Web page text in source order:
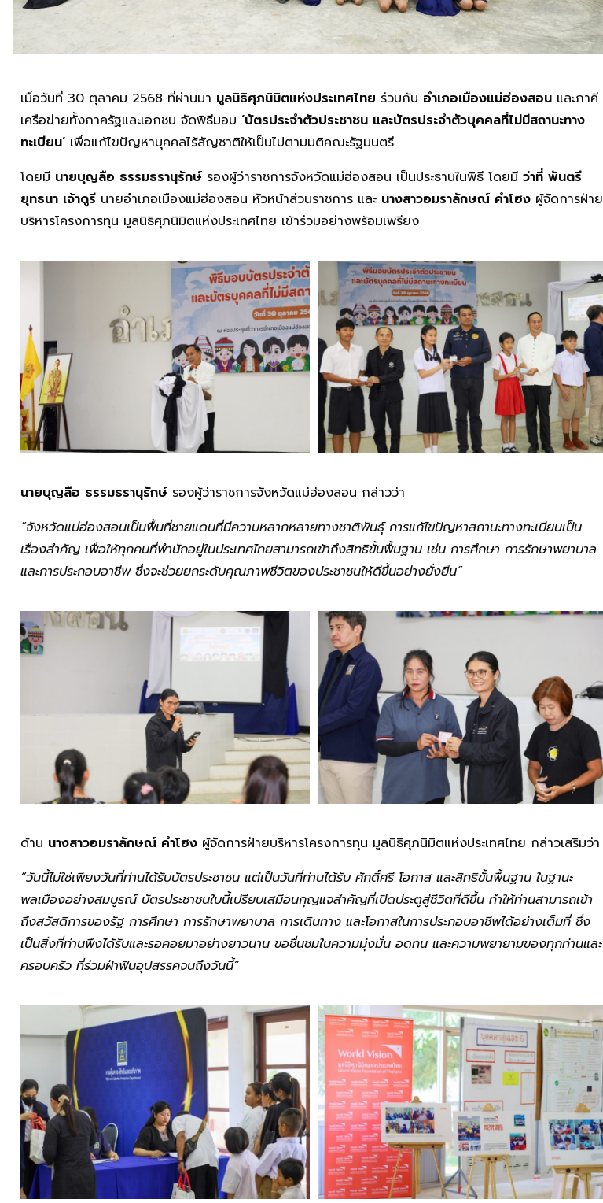
เมื่อวันที่ 30 ตุลาคม 2568 ที่ผ่านมา มูลนิธิศุภนิมิตแห่งประเทศไทย ร่วมกับ อำเภอเมืองแม่ฮ่องสอน และภาคี
เครือข่ายทั้งภาครัฐและเอกชน จัดพิธีมอบ ‘บัตรประจำตัวประชาชน และบัตรประจำตัวบุคคลที่ไม่มีสถานะทาง
ทะเบียน’ เพื่อแก้ไขปัญหาบุคคลไร้สัญชาติให้เป็นไปตามมติคณะรัฐมนตรี
โดยมี นายบุญลือ ธรรมธรานุรักษ์ รองผู้ว่าราชการจังหวัดแม่ฮ่องสอน เป็นประธานในพิธี โดยมี ว่าที่ พันตรี
ยุทธนา เจ้าดูรี นายอำเภอเมืองแม่ฮ่องสอน หัวหน้าส่วนราชการ และ นางสาวอมราลักษณ์ คำโฮง ผู้จัดการฝ่าย
บริหารโครงการทุน มูลนิธิศุภนิมิตแห่งประเทศไทย เข้าร่วมอย่างพร้อมเพรียง
นายบุญลือ ธรรมธรานุรักษ์ รองผู้ว่าราชการจังหวัดแม่ฮ่องสอน กล่าวว่า
“จังหวัดแม่ฮ่องสอนเป็นพื้นที่ชายแดนที่มีความหลากหลายทางชาติพันธุ์ การแก้ไขปัญหาสถานะทางทะเบียนเป็น
เรื่องสำคัญ เพื่อให้ทุกคนที่พำนักอยู่ในประเทศไทยสามารถเข้าถึงสิทธิขั้นพื้นฐาน เช่น การศึกษา การรักษาพยาบาล
และการประกอบอาชีพ ซึ่งจะช่วยยกระดับคุณภาพชีวิตของประชาชนให้ดีขึ้นอย่างยั่งยืน”
ด้าน นางสาวอมราลักษณ์ คำโฮง ผู้จัดการฝ่ายบริหารโครงการทุน มูลนิธิศุภนิมิตแห่งประเทศไทย กล่าวเสริมว่า
“วันนี้ไม่ใช่เพียงวันที่ท่านได้รับบัตรประชาชน แต่เป็นวันที่ท่านได้รับ ศักดิ์ศรี โอกาส และสิทธิขั้นพื้นฐาน ในฐานะ
พลเมืองอย่างสมบูรณ์ บัตรประชาชนใบนี้เปรียบเสมือนกุญแจสำคัญที่เปิดประตูสู่ชีวิตที่ดีขึ้น ทำให้ท่านสามารถเข้า
ถึงสวัสดิการของรัฐ การศึกษา การรักษาพยาบาล การเดินทาง และโอกาสในการประกอบอาชีพได้อย่างเต็มที่ ซึ่ง
เป็นสิ่งที่ท่านพึงได้รับและรอคอยมาอย่างยาวนาน ขอชื่นชมในความมุ่งมั่น อดทน และความพยายามของทุกท่านและ
ครอบครัว ที่ร่วมฝ่าฟันอุปสรรคจนถึงวันนี้”